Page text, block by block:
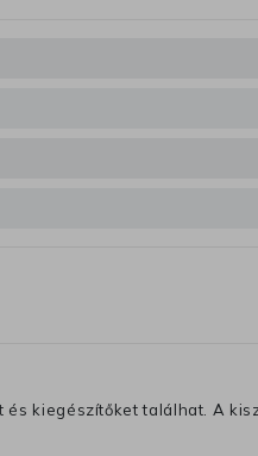
kiegészítőket találhat. A